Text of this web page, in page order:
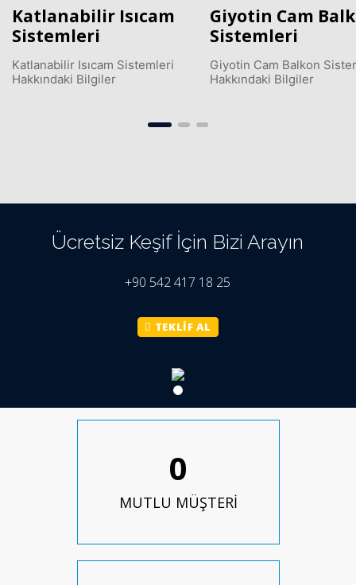
Giyotin Cam Balkon
Sistemleri
Giyotin Cam Balkon Sistemleri
Hakkındaki Bilgiler
Fotoselli Cam
Sistemleri
Fotoselli Cam Sistemleri
Hakkındaki Bilgiler
Ücretsiz Keşif İçin Bizi Arayın
+90 542 417 18 25
TEKLİF AL
0
MUTLU MÜŞTERİ